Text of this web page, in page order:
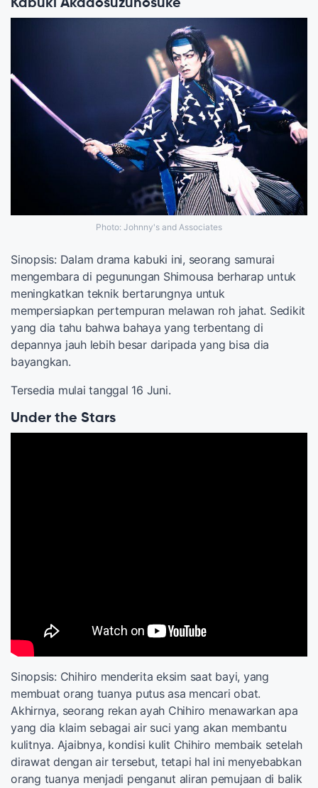
Kabuki Akadosuzunosuke
Photo: Johnny's and Associates
Sinopsis: Dalam drama kabuki ini, seorang samurai
mengembara di pegunungan Shimousa berharap untuk
meningkatkan teknik bertarungnya untuk
mempersiapkan pertempuran melawan roh jahat. Sedikit
yang dia tahu bahwa bahaya yang terbentang di
depannya jauh lebih besar daripada yang bisa dia
bayangkan.
Tersedia mulai tanggal 16 Juni.
Under the Stars
Sinopsis: Chihiro menderita eksim saat bayi, yang
membuat orang tuanya putus asa mencari obat.
Akhirnya, seorang rekan ayah Chihiro menawarkan apa
yang dia klaim sebagai air suci yang akan membantu
kulitnya. Ajaibnya, kondisi kulit Chihiro membaik setelah
dirawat dengan air tersebut, tetapi hal ini menyebabkan
orang tuanya menjadi penganut aliran pemujaan di balik